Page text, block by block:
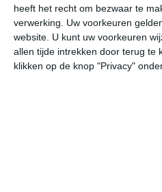
heeft het recht om bezwaar te
verwerking. Uw voorkeuren
website. U kunt uw voorkeuren
allen tijde intrekken door terug te
klikken op de knop "Privacy"
06:00 09:00